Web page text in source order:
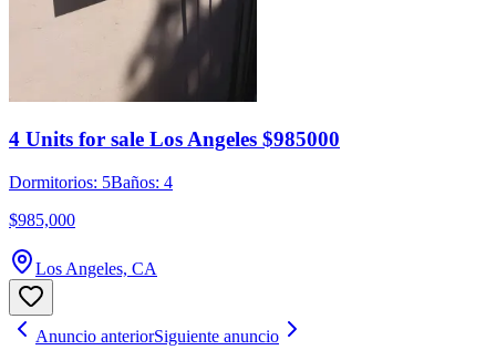
4 Units for sale Los Angeles $985000
Dormitorios: 5Baños: 4
$985,000
Los Angeles, CA
Anuncio anteriorSiguiente anuncio